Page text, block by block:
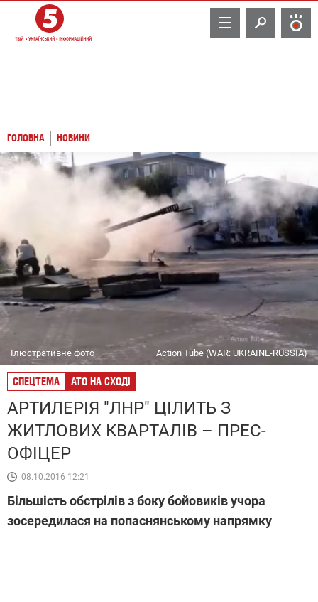
TV
ГОЛОВНА НОВИНИ
Ілюстративне фото Action Tube (WAR: UKRAINE-RUSSIA)
СПЕЦТЕМА АТО НА СХОДІ
АРТИЛЕРІЯ "ЛНР" ЦІЛИТЬ З
ЖИТЛОВИХ КВАРТАЛІВ – ПРЕС-
ОФІЦЕР
08.10.2016 12:21
Більшість обстрілів з боку бойовиків учора
зосередилася на попаснянському напрямку